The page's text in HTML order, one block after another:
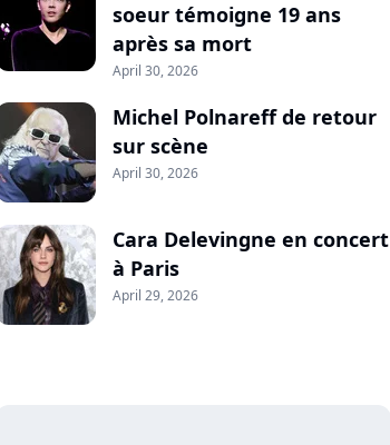
soeur témoigne 19 ans
après sa mort
April 30, 2026
Michel Polnareff de retour
sur scène
April 30, 2026
Cara Delevingne en concert
à Paris
April 29, 2026